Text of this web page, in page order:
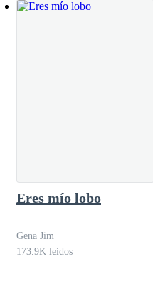
Eres mío lobo
Gena Jim
173.9K leídos